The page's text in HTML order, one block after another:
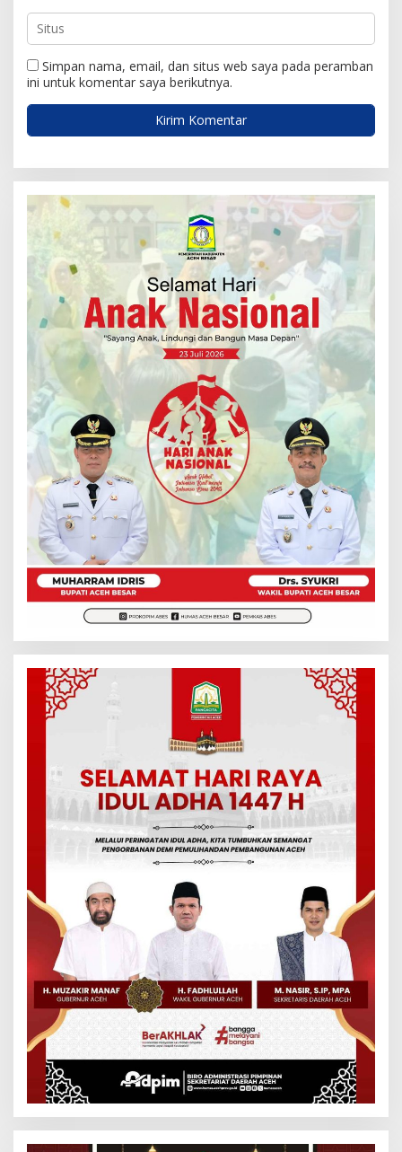
Simpan nama, email, dan situs web saya pada peramban
ini untuk komentar saya berikutnya.